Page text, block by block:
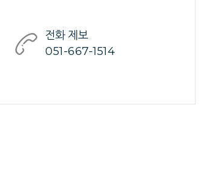
전화 제보
051-667-1514